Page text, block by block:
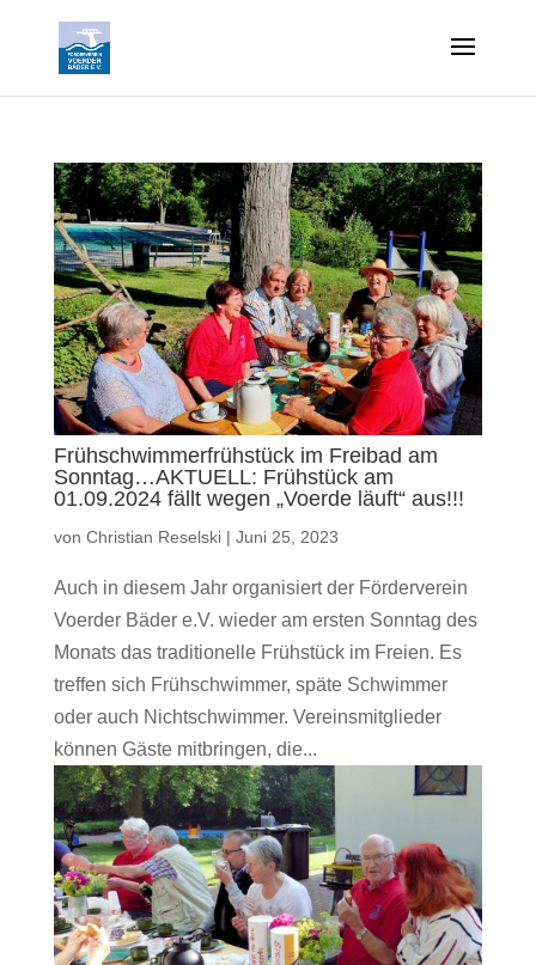
Frühschwimmerfrühstück im Freibad am
Sonntag…AKTUELL: Frühstück am
01.09.2024 fällt wegen „Voerde läuft“ aus!!!
von Christian Reselski| Juni 25, 2023
Auch in diesem Jahr organisiert der Förderverein
Voerder Bäder e.V. wieder am ersten Sonntag des
Monats das traditionelle Frühstück im Freien. Es
treffen sich Frühschwimmer, späte Schwimmer
oder auch Nichtschwimmer. Vereinsmitglieder
können Gäste mitbringen, die...